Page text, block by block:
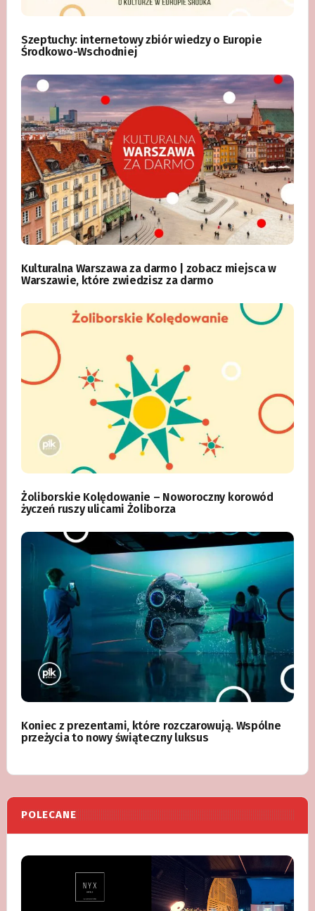
Szeptuchy: internetowy zbiór wiedzy o Europie
Środkowo-Wschodniej
Kulturalna Warszawa za darmo | zobacz miejsca w
Warszawie, które zwiedzisz za darmo
Żoliborskie Kolędowanie – Noworoczny korowód
życzeń ruszy ulicami Żoliborza
Koniec z prezentami, które rozczarowują. Wspólne
przeżycia to nowy świąteczny luksus
POLECANE